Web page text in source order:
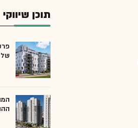
תוכן שיווקי
של 72 שעות